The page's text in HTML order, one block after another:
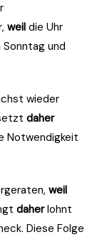
weil die Uhr
und
wieder
daher
Notwendigkeit
weil
daherlohnt
Diese Folge